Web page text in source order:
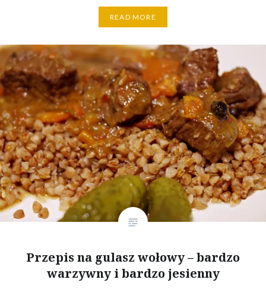
READ MORE
Przepis na gulasz wołowy – bardzo
warzywny i bardzo jesienny